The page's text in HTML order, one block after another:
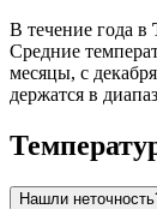
В течение года в
Средние
месяцы, с
держатся в
Нашли